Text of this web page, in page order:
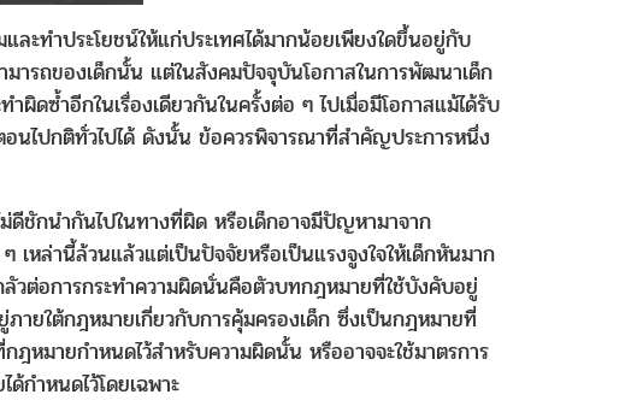
ะทำประโยชน์ให้แก่ประเทศได้มากน้อยเพียงใดขึ้นอยู่กับ
ารถของเด็กนั้น แต่ในสังคมปัจจุบันโอกาสในการพัฒนาเด็ก
ดซ้ำอีกในเรื่องเดียวกันในครั้งต่อ ๆ ไปเมื่อมีโอกาสแม้ได้รับ
นไปกติทั่วไปได้ ดังนั้น ข้อควรพิจารณาที่สำคัญประการหนึ่ง
ชักนำกันไปในทางที่ผิด หรือเด็กอาจมีปัญหามาจาก
เหล่านี้ล้วนแล้วแต่เป็นปัจจัยหรือเป็นแรงจูงใจให้เด็กหันมาก
ลัวต่อการกระทำความผิดนั่นคือตัวบทกฎหมายที่ใช้บังคับอยู่
ายใต้กฎหมายเกี่ยวกับการคุ้มครองเด็ก ซึ่งเป็นกฎหมายที่
ฎหมายกำหนดไว้สำหรับความผิดนั้น หรืออาจจะใช้มาตรการ
กำหนดไว้โดยเฉพาะ